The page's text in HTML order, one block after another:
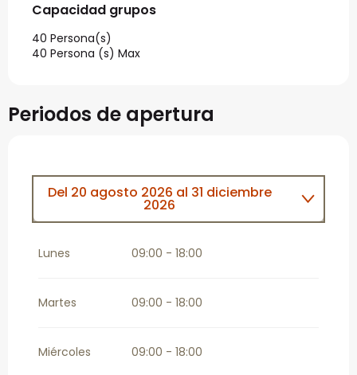
Capacidad grupos
Capacidad grupos
40 Persona(s)
40 Persona (s) Max
Periodos de apertura
1 agosto 2026al 8 agosto 2026
Del 20 agosto 2026 al 31 diciembre
2026
Lunes 09:00 - 18:00
Martes 09:00 - 18:00
Miércoles 09:00 - 18:00